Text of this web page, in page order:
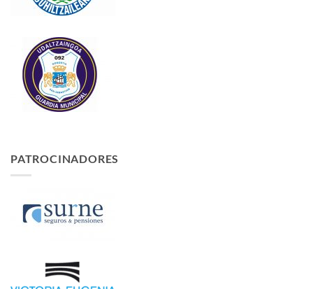
PATROCINADORES